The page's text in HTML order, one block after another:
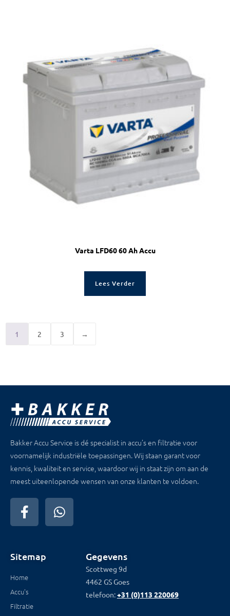
Varta LFD60 60 Ah Accu
Lees Verder
1 2 3 →
Bakker Accu Service is dé specialist in accu’s en filtratie voor
voornamelijk industriële toepassingen. Wij staan garant voor
kennis, kwaliteit en service, waardoor wij in staat zijn om aan de
meest uiteenlopende wensen van onze klanten te voldoen.
Sitemap
Home
Accu's
Filtratie
Gegevens
Scottweg 9d
4462 GS Goes
telefoon:+31 (0)113 220069